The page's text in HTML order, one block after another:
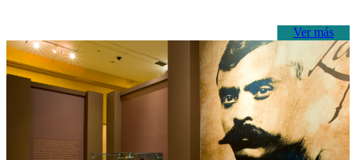
Ver más